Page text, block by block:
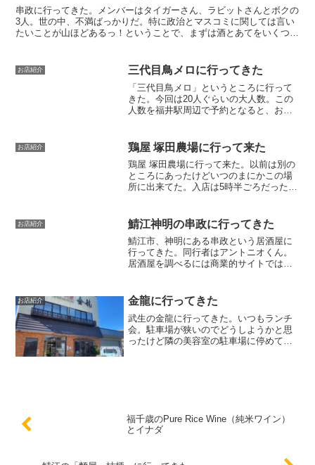
串政に行ってきた。メンバーはタイガーさん、ラビットさんとボクの
3人。世の中、不満ばっかりだ。特に政治とマスコミに関しては言い
たいことが山ほどあるっ！ということで、まずは酒とあてをいくつ
お店紹介 三代目鳥メロに行ってきた
「三代目鳥メロ」というところに行って
きた。今回は20人ぐらいの大人数。この
人数を福井駅周辺で予約となると、お店
幹事さんは悩みどころである。というこ
とで、今回はまだ一度も...
お店紹介 鶏屋 塚田農場に行って来た
鶏屋 塚田農場に行って来た。以前は別の
ところにあったけどいつのまにかこの場
所に出来てた。入店は5時半ごろだったの
うという最近のマイブームを試してみた
ら全員やっぱり当...
お店紹介 鯖江神明の串政に行ってきた
鯖江市、神明にある串政という居酒屋に
行ってきた。同行者はアントニオくん。
居酒屋を調べるには商業的サイトではダ
索した居酒屋は、食べログやぐるなびみ
たいなサイトが最初に出て...
お店紹介 金龍に行ってきた
武生の金龍に行ってきた。いつもランチ
会。駐車場が狭いのでどうしようかと思
ったけど隣の美容室の駐車場に停めても
福千歳のPure Rice Wine（純米ワイン）
とイナダ